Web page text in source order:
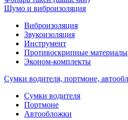
Шумо и виброизоляция
Виброизоляция
Звукоизоляция
Инструмент
Противоскрипные материалы
Эконом-комплекты
Сумки водителя, портмоне,
Cумки водителя
Портмоне
Автообложки